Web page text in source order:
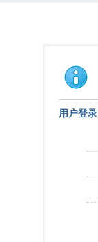
用户登录